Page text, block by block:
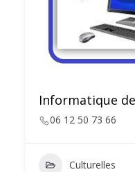
Informatique
06 12 50 73 66
Culturelles